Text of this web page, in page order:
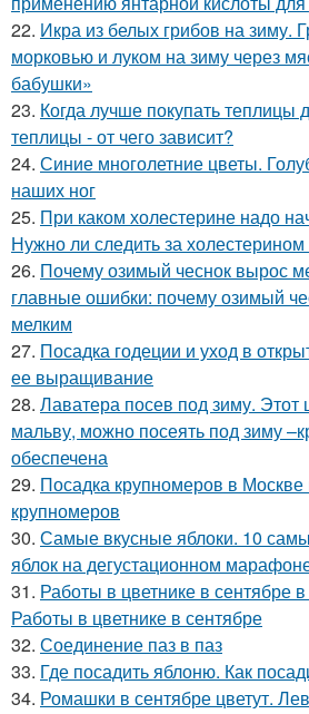
22. Икра из белых грибов на зиму.
морковью и луком на зиму через
бабушки»
23. Когда лучше покупать
теплицы - от чего зависит?
24. Синие многолетние цветы.
наших ног
25. При каком холестерине надо
Нужно ли следить за
26. Почему озимый чеснок вырос
главные ошибки: почему озимый
мелким
27. Посадка годеции и уход в
ее выращивание
28. Лаватера посев под зиму. Этот
мальву, можно посеять под зиму
обеспечена
29. Посадка крупномеров в Москве
крупномеров
30. Самые вкусные яблоки. 10
яблок на дегустационном
31. Работы в цветнике в сентябре
Работы в цветнике в сентябре
32. Соединение паз в паз
33. Где посадить яблоню. Как
34. Ромашки в сентябре цветут.